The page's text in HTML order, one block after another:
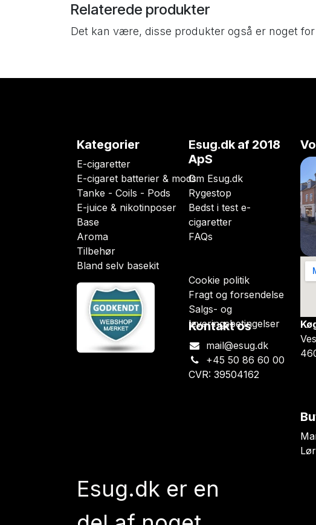
Relaterede produkter
Det kan være, disse produkter også er noget for
Kategorier
E-cigaretter
E-cigaret batterier & mods
Tanke - Coils - Pods
E-juice & nikotinposer
Base
Aroma
Tilbehør
Bland selv basekit
Esug.dkaf 2018
ApS
Om Esug.dk
Rygestop
Bedst i test e-
cigaretter
FAQs
Cookie politik
Fragt og forsendelse
Salgs- og
leveringsbetingelser
Kontakt os
mail@esug.dk
+45 50 86 60 00
CVR: 39504162
Esug.dk er en